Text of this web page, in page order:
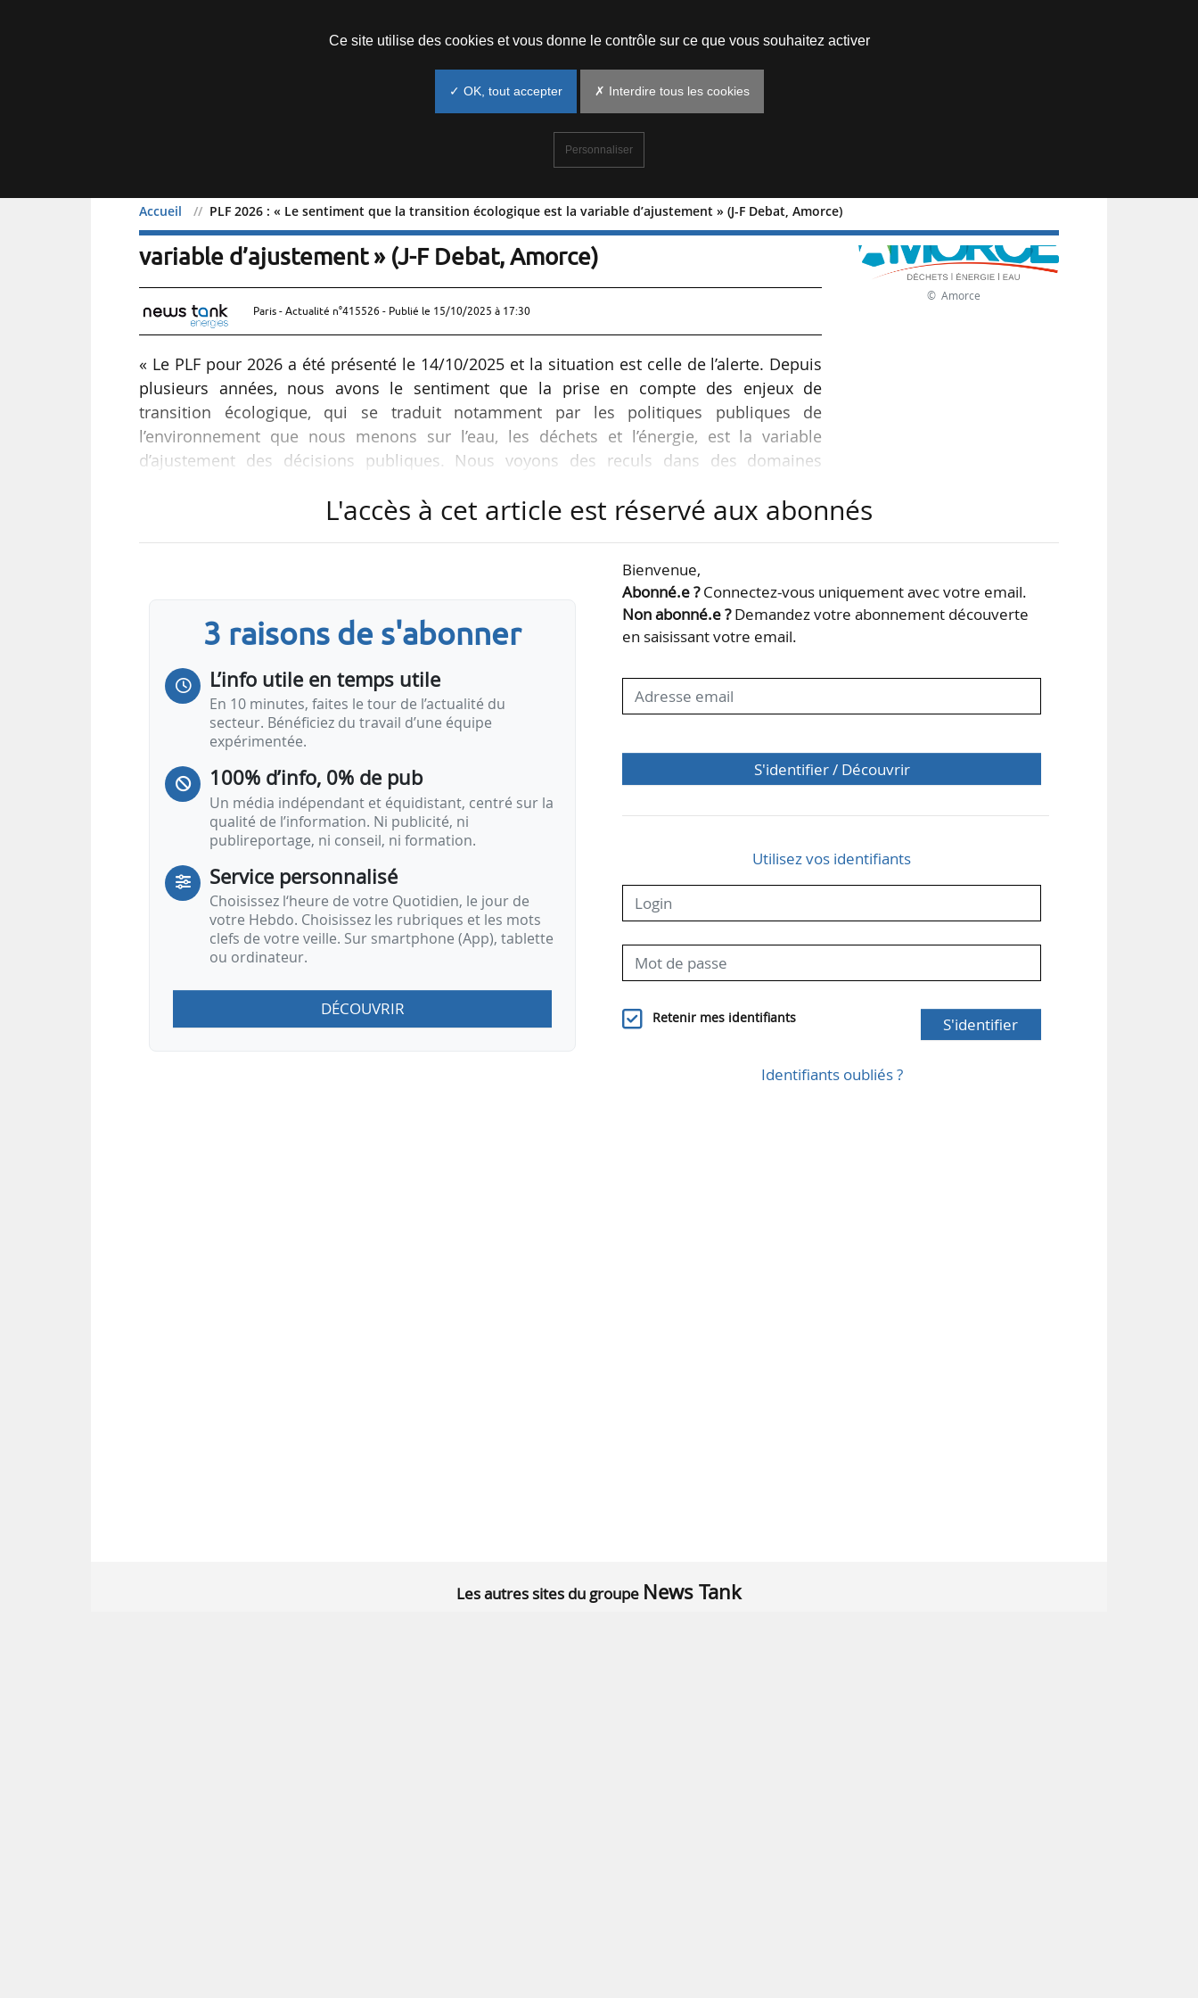
Accueil PLF 2026 : « Le sentiment que la transition écologique est la variable d’ajustement » (J-F Debat, Amorce)
PLF 2026 : « Le sentiment que la transition écologique est la
variable d’ajustement » (J-F Debat, Amorce)
Paris - Actualité n°415526 - Publié le 15/10/2025 à 17:30
« Le PLF pour 2026 a été présenté le 14/10/2025 et la situation est celle de l’alerte. Depuis
plusieurs années, nous avons le sentiment que la prise en compte des enjeux de
transition écologique, qui se traduit notamment par les politiques publiques de
l’environnement que nous menons sur l’eau, les déchets et l’énergie, est la variable
d’ajustement des décisions publiques. Nous voyons des reculs dans des domaines
président d’Amorce, à l’occasion du 39e congrès de l’association le 15/10/2025.
logements avec Ma Prime Rénov’ ou les réseaux de chaleur, qui sont pourtant ceux pour
© Amorce
L'accès à cet article est réservé aux abonnés
3 raisons de s'abonner
L’info utile en temps utile
En 10 minutes, faites le tour de l’actualité du
secteur. Bénéficiez du travail d’une équipe
expérimentée.
100% d’info, 0% de pub
Un média indépendant et équidistant, centré sur la
qualité de l’information. Ni publicité, ni
publireportage, ni conseil, ni formation.
Service personnalisé
Choisissez l‘heure de votre Quotidien, le jour de
votre Hebdo. Choisissez les rubriques et les mots
clefs de votre veille. Sur smartphone (App), tablette
ou ordinateur.
DÉCOUVRIR
Bienvenue,
Abonné.e ?Connectez-vous uniquement avec votre email.
Non abonné.e ?Demandez votre abonnement découverte
en saisissant votre email.
S'identifier / Découvrir
Utilisez vos identifiants
Retenir mes identifiants S'identifier
Identifiants oubliés ?
Les autres sites du groupe News Tank
Ce site utilise des cookies et vous donne le contrôle sur ce que vous souhaitez activer
✓ OK, tout accepter ✗ Interdire tous les cookies
Personnaliser